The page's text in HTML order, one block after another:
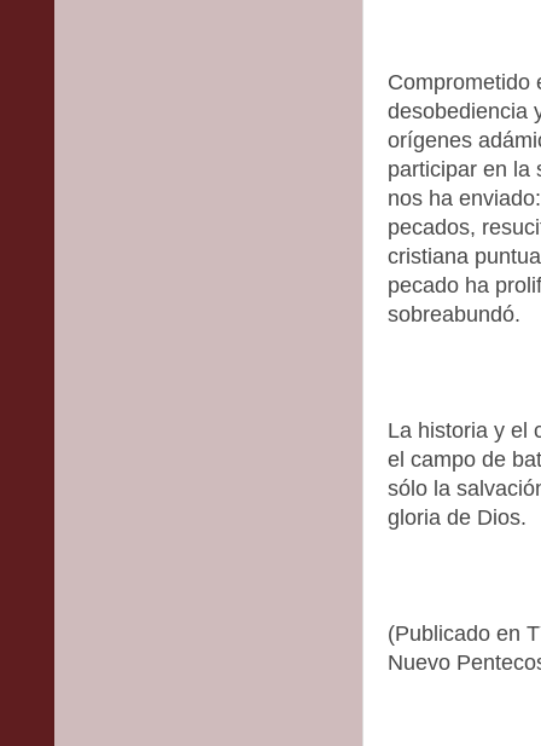
Comprometido
desobediencia
orígenes
participar en la
nos ha
pecados,
cristiana
pecado ha
sobreabundó.
La historia y el
el campo de
sólo la
gloria de Dios.
(Publicado en
Nuevo